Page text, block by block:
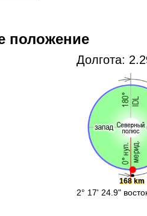
положение
Долгота:
168 km
2° 17' 24.9"